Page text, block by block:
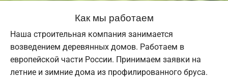
Как мы работаем
Наша строительная компания занимается
возведением деревянных домов. Работаем в
европейской части России. Принимаем заявки на
летние и зимние дома из профилированного бруса.